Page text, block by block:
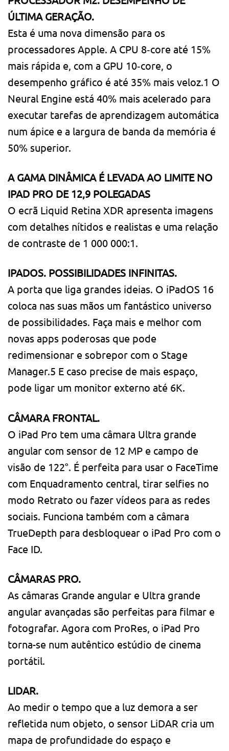
ÚLTIMA GERAÇÃO.
Esta é uma nova dimensão para os
processadores Apple. A CPU 8‑core até 15%
mais rápida e, com a GPU 10‑core, o
desempenho gráfico é até 35% mais veloz.1 O
Neural Engine está 40% mais acelerado para
executar tarefas de aprendizagem automática
num ápice e a largura de banda da memória é
50% superior.
A GAMA DINÂMICA É LEVADA AO LIMITE NO
IPAD PRO DE 12,9 POLEGADAS
O ecrã Liquid Retina XDR apresenta imagens
com detalhes nítidos e realistas e uma relação
de contraste de 1 000 000:1.
IPADOS. POSSIBILIDADES INFINITAS.
A porta que liga grandes ideias. O iPadOS 16
coloca nas suas mãos um fantástico universo
de possibilidades. Faça mais e melhor com
novas apps poderosas que pode
redimensionar e sobrepor com o Stage
Manager.5 E caso precise de mais espaço,
pode ligar um monitor externo até 6K.
CÂMARA FRONTAL.
O iPad Pro tem uma câmara Ultra grande
angular com sensor de 12 MP e campo de
visão de 122°. É perfeita para usar o FaceTime
com Enquadramento central, tirar selfies no
modo Retrato ou fazer vídeos para as redes
sociais. Funciona também com a câmara
TrueDepth para desbloquear o iPad Pro com o
Face ID.
CÂMARAS PRO.
As câmaras Grande angular e Ultra grande
angular avançadas são perfeitas para filmar e
fotografar. Agora com ProRes, o iPad Pro
torna-se num autêntico estúdio de cinema
portátil.
LIDAR.
Ao medir o tempo que a luz demora a ser
refletida num objeto, o sensor LiDAR cria um
mapa de profundidade do espaço e